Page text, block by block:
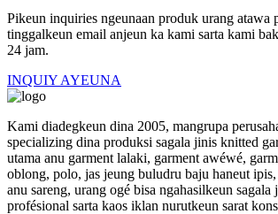
Pikeun inquiries ngeunaan produk urang atawa
tinggalkeun email anjeun ka kami sarta kami
24 jam.
INQUIY AYEUNA
Kami diadegkeun dina 2005, mangrupa
specializing dina produksi sagala jinis knitted
utama anu garment lalaki, garment awéwé,
oblong, polo, jas jeung buludru baju haneut
anu sareng, urang ogé bisa ngahasilkeun sagala
profésional sarta kaos iklan nurutkeun sarat